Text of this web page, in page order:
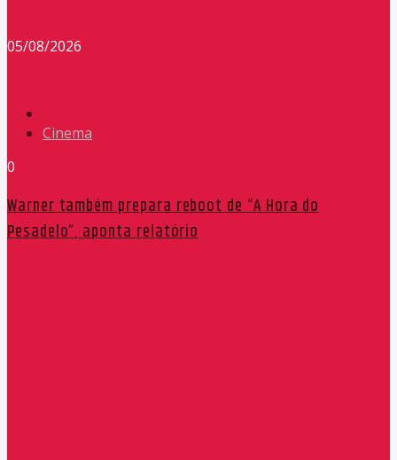
05/08/2026
Cinema
0
Warner também prepara reboot de “A Hora do
Pesadelo”, aponta relatório